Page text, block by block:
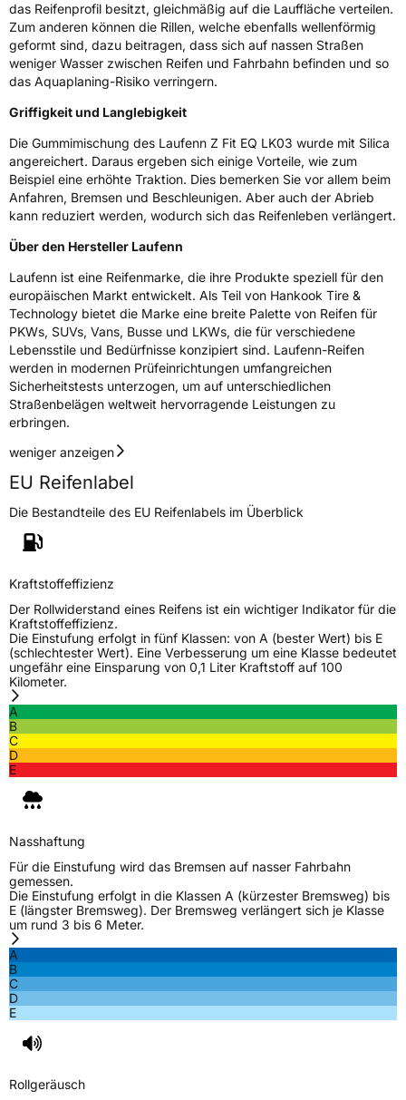
EffizienzD
NasshaftungA
Rollgeräusch (dB)73
FahrzeugklasseC1
3PMSF / Schneeflockensymbol / Alpine-Symbol
Eisgrip Nein
EPREL ID497777
Allgemeine Produktsicherheit (GPSR)
HerstellerkontaktHankook Tire Europe GmbH, Siemensstr. 14
D-63263 Neu-Isenburg Deutschland,
technik@hankookreifen.de
das Reifenprofil besitzt, gleichmäßig auf die Lauffläche verteilen.
Zum anderen können die Rillen, welche ebenfalls wellenförmig
geformt sind, dazu beitragen, dass sich auf nassen Straßen
weniger Wasser zwischen Reifen und Fahrbahn befinden und so
das Aquaplaning-Risiko verringern.
Griffigkeit und Langlebigkeit
Die Gummimischung des Laufenn Z Fit EQ LK03 wurde mit Silica
angereichert. Daraus ergeben sich einige Vorteile, wie zum
Beispiel eine erhöhte Traktion. Dies bemerken Sie vor allem beim
Anfahren, Bremsen und Beschleunigen. Aber auch der Abrieb
kann reduziert werden, wodurch sich das Reifenleben verlängert.
Über den Hersteller Laufenn
Laufenn ist eine Reifenmarke, die ihre Produkte speziell für den
europäischen Markt entwickelt. Als Teil von Hankook Tire &
Technology bietet die Marke eine breite Palette von Reifen für
PKWs, SUVs, Vans, Busse und LKWs, die für verschiedene
Lebensstile und Bedürfnisse konzipiert sind. Laufenn-Reifen
werden in modernen Prüfeinrichtungen umfangreichen
Sicherheitstests unterzogen, um auf unterschiedlichen
Straßenbelägen weltweit hervorragende Leistungen zu
erbringen.
weniger anzeigen
EU Reifenlabel
Die Bestandteile des EU Reifenlabels im Überblick
Kraftstoffeffizienz
Der Rollwiderstand eines Reifens ist ein wichtiger Indikator für die
Kraftstoffeffizienz.
Die Einstufung erfolgt in fünf Klassen: von A (bester Wert) bis E
(schlechtester Wert). Eine Verbesserung um eine Klasse bedeutet
ungefähr eine Einsparung von 0,1 Liter Kraftstoff auf 100
Kilometer.
A
B
C
D
E
Nasshaftung
Für die Einstufung wird das Bremsen auf nasser Fahrbahn
gemessen.
Die Einstufung erfolgt in die Klassen A (kürzester Bremsweg) bis
E (längster Bremsweg). Der Bremsweg verlängert sich je Klasse
um rund 3 bis 6 Meter.
A
B
C
D
E
Rollgeräusch